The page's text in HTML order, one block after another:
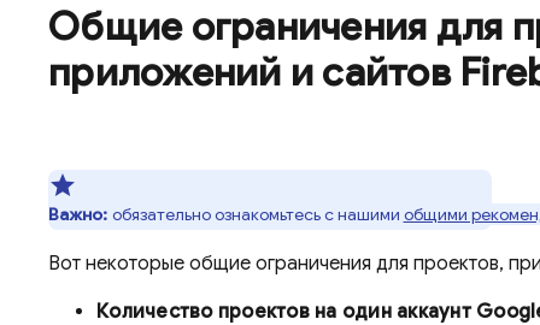
Общие ограничения для
приложений и сайтов
Важно: обязательно ознакомьтесь с нашими общими
Вот некоторые общие ограничения для проектов,
Количество проектов на один аккаунт